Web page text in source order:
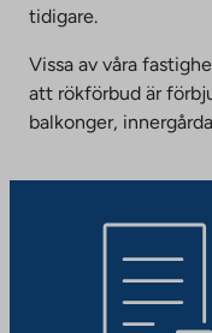
tidigare.
Vissa av våra
att rökförbud är
balkonger,